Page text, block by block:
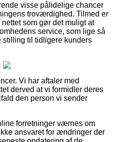
visse pålidelige chancer
troværdighed. Tilmed er
som gør det muligt at
service, som lige så
stilling til tidligere kunders
Vi har aftaler med
derved at vi formidler deres
den person vi sender
forretninger værnes om
ansvaret for ændringer der